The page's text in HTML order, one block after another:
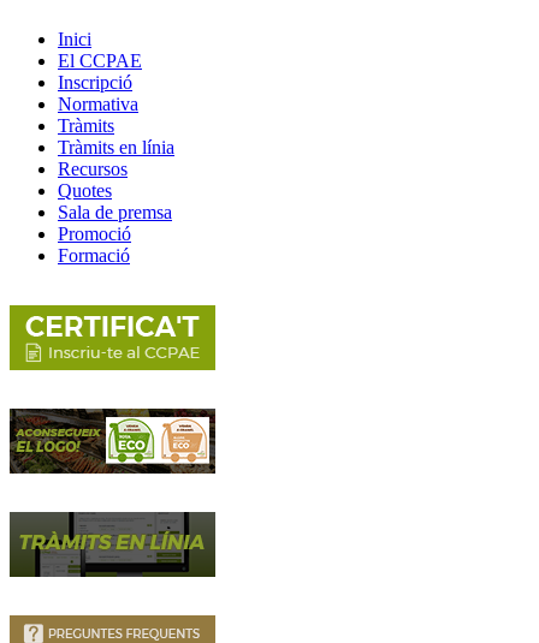
Inici
El CCPAE
Inscripció
Normativa
Tràmits
Tràmits en línia
Recursos
Quotes
Sala de premsa
Promoció
Formació